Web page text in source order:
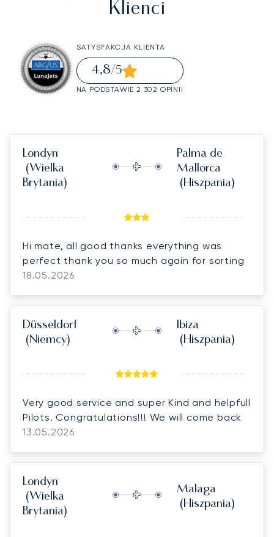
Klienci
SATYSFAKCJA KLIENTA
4,8/5
NA PODSTAWIE 2 302 OPINII
Londyn
(Wielka
Brytania)
Palma de
Mallorca
(Hiszpania)
Hi mate, all good thanks everything was
perfect thank you so much again for sorting
18.05.2026
Düsseldorf
(Niemcy)
Ibiza
(Hiszpania)
Very good service and super Kind and helpfull
Pilots. Congratulations!!! We will come back
13.05.2026
Londyn
(Wielka
Brytania)
Malaga
(Hiszpania)